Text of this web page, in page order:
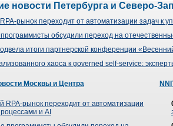
новости Петербурга и Северо-
RPA-рынок переходит от автоматизации задач к
обсудили переход на
итоги партнерской конференции
хаоса к governed self-service:
Москвы и Центра
RPA-рынок переходит от автоматизации
и AI